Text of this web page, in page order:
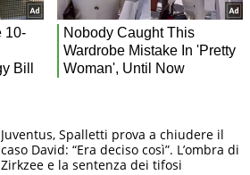
Juventus, Spalletti prova a chiudere il
caso David: “Era deciso così”. L’ombra di
Zirkzee e la sentenza dei tifosi